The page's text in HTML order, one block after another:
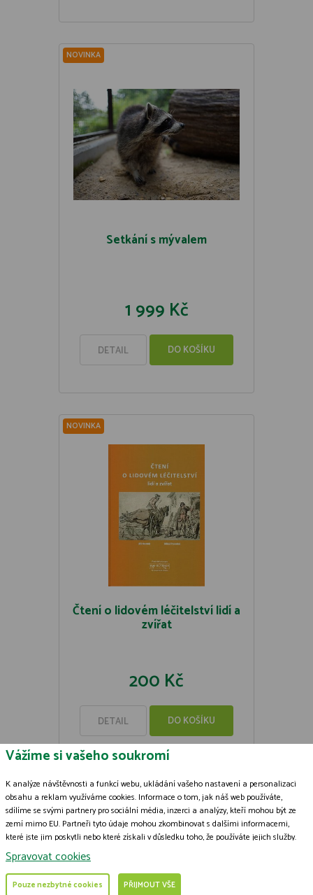
NOVINKA
Setkání s mývalem
1 999 Kč
DETAIL DO KOŠÍKU
NOVINKA
Čtení o lidovém léčitelství lidí a
zvířat
200 Kč
DETAIL DO KOŠÍKU
© 2009-2026 ČSOP Vlašim,všechna práva vyhrazena
Zásady zpracování souborů cookies
Grafický návrh
Vážíme si vašeho soukromí
K analýze návštěvnosti a funkcí webu, ukládání vašeho nastavení a personalizaci
obsahu a reklam využíváme cookies. Informace o tom, jak náš web používáte,
sdílíme se svými partnery pro sociální média, inzerci a analýzy, kteří mohou být ze
zemí mimo EU. Partneři tyto údaje mohou zkombinovat s dalšími informacemi,
které jste jim poskytli nebo které získali v důsledku toho, že používáte jejich služby.
Podrobné informace
Spravovat cookies
Pouze nezbytné cookies PŘIJMOUT VŠE